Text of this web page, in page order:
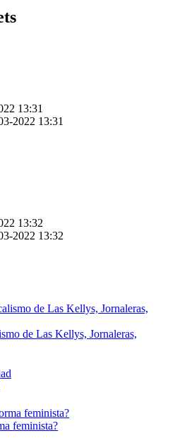
13:31
2022 13:31
13:32
2022 13:32
de Las Kellys, Jornaleras,
feminista?